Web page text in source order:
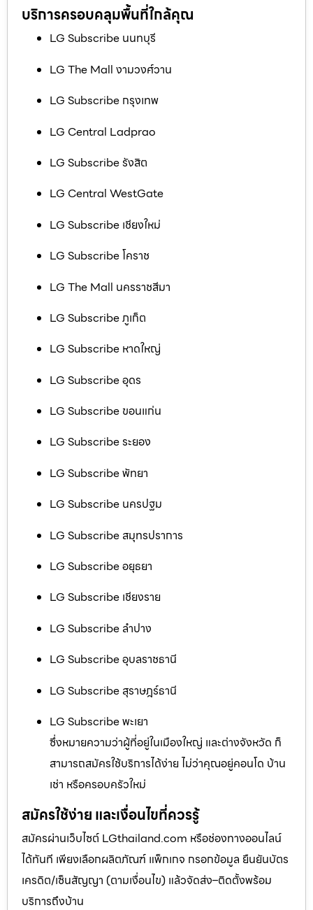
บริการครอบคลุมพื้นที่ใกล้คุณ
LG Subscribe นนทบุรี
LG The Mall งามวงศ์วาน
LG Subscribe กรุงเทพ
LG Central Ladprao
LG Subscribe รังสิต
LG Central WestGate
LG Subscribe เชียงใหม่
LG Subscribe โคราช
LG The Mall นครราชสีมา
LG Subscribe ภูเก็ต
LG Subscribe หาดใหญ่
LG Subscribe อุดร
LG Subscribe ขอนแก่น
LG Subscribe ระยอง
LG Subscribe พัทยา
LG Subscribe นครปฐม
LG Subscribe สมุทรปราการ
LG Subscribe อยุธยา
LG Subscribe เชียงราย
LG Subscribe ลำปาง
LG Subscribe อุบลราชธานี
LG Subscribe สุราษฎร์ธานี
LG Subscribe พะเยา
ซึ่งหมายความว่าผู้ที่อยู่ในเมืองใหญ่ และต่างจังหวัด ก็
สามารถสมัครใช้บริการได้ง่าย ไม่ว่าคุณอยู่คอนโด บ้าน
เช่า หรือครอบครัวใหม่
สมัครใช้ง่าย และเงื่อนไขที่ควรรู้
สมัครผ่านเว็บไซต์ LGthailand.com หรือช่องทางออนไลน์
ได้ทันที เพียงเลือกผลิตภัณฑ์ แพ็กเกจ กรอกข้อมูล ยืนยันบัตร
เครดิต/เซ็นสัญญา (ตามเงื่อนไข) แล้วจัดส่ง–ติดตั้งพร้อม
บริการถึงบ้าน